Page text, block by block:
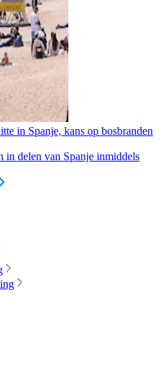
in Spanje, kans op bosbranden
in delen van Spanje inmiddels